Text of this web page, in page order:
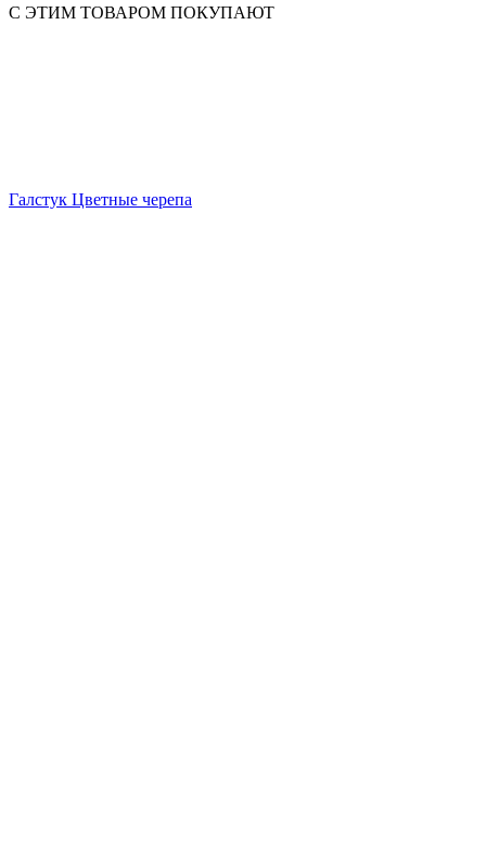
С ЭТИМ ТОВАРОМ ПОКУПАЮТ
Галстук Цветные черепа